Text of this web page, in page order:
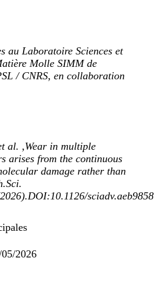
au Laboratoire Sciences et
Molle SIMM de
/ CNRS, en collaboration
al. ,Wear in multiple
arises from the continuous
damage rather than
sciadv.aeb9858
2026